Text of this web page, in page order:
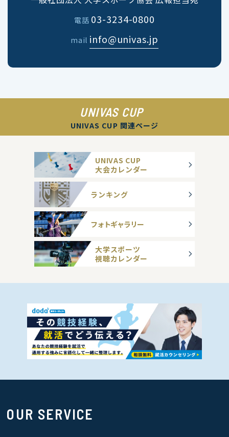
電話 03-3234-0800
mail info@univas.jp
UNIVAS CUP
UNIVAS CUP 関連ページ
UNIVAS CUP
大会カレンダー
ランキング
フォトギャラリー
大学スポーツ
視聴カレンダー
OUR SERVICE